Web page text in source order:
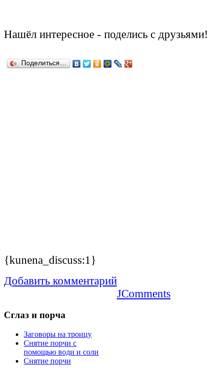
Нашёл интересное - поделись с друзьями!
Поделиться…
{kunena_discuss:1}
Добавить комментарий
JComments
Сглаз и порча
Заговоры на троицу
Снятие порчи с
помощью води и соли
Снятие порчи